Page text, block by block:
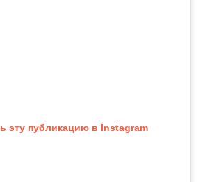
эту публикацию в Instagram